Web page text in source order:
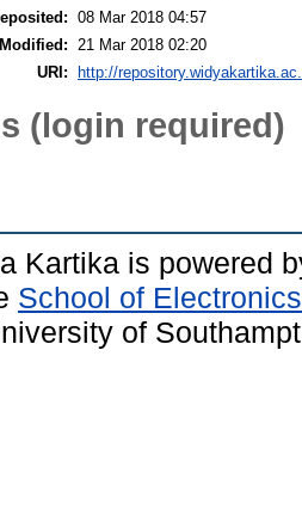
08 Mar 2018 04:57
21 Mar 2018 02:20
URI:
http://
(login required)
Kartika is powered
School of
of